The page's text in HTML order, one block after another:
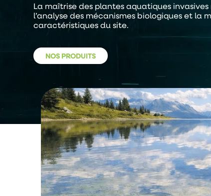
La maîtrise des plantes aquatiques
l’analyse des mécanismes biologiques et
caractéristiques du site.
NOS PRODUITS